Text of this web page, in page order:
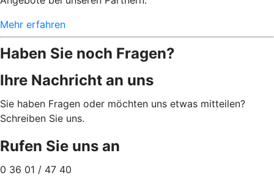
Mehr erfahren
Haben Sie noch Fragen?
Ihre Nachricht an uns
Sie haben Fragen oder möchten uns etwas mitteilen?
Schreiben Sie uns.
Rufen Sie uns an
0 36 01 / 47 40